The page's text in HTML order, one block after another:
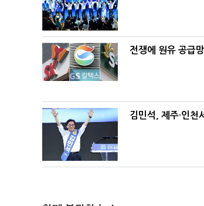
전쟁에 원유 공급
김민석, 제주·인